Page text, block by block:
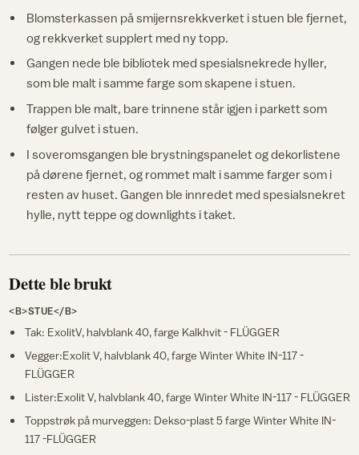
Blomsterkassen på smijernsrekkverket i stuen ble fjernet,
og rekkverket supplert med ny topp.
Gangen nede ble bibliotek med spesialsnekrede hyller,
som ble malt i samme farge som skapene i stuen.
Trappen ble malt, bare trinnene står igjen i parkett som
følger gulvet i stuen.
I soveromsgangen ble brystningspanelet og dekorlistene
på dørene fjernet, og rommet malt i samme farger som i
resten av huset. Gangen ble innredet med spesialsnekret
hylle, nytt teppe og downlights i taket.
Dette ble brukt
<B>STUE</B>
Tak: ExolitV, halvblank 40, farge Kalkhvit - FLÜGGER
Vegger:Exolit V, halvblank 40, farge Winter White IN-117 -
FLÜGGER
Lister:Exolit V, halvblank 40, farge Winter White IN-117 - FLÜGGER
Toppstrøk på murveggen: Dekso-plast 5 farge Winter White IN-
117 -FLÜGGER